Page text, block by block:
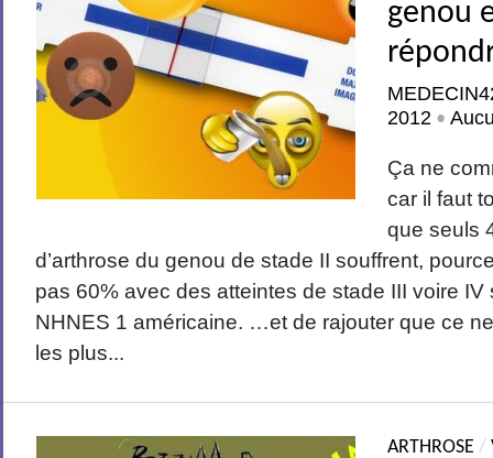
genou
2012 •
Ça ne
car il faut
que seuls
d’arthrose du genou de stade II souffrent,
pas 60% avec des atteintes de stade III voire IV
NHNES 1 américaine. …et de rajouter que ce
les plus...
ARTHROSE /